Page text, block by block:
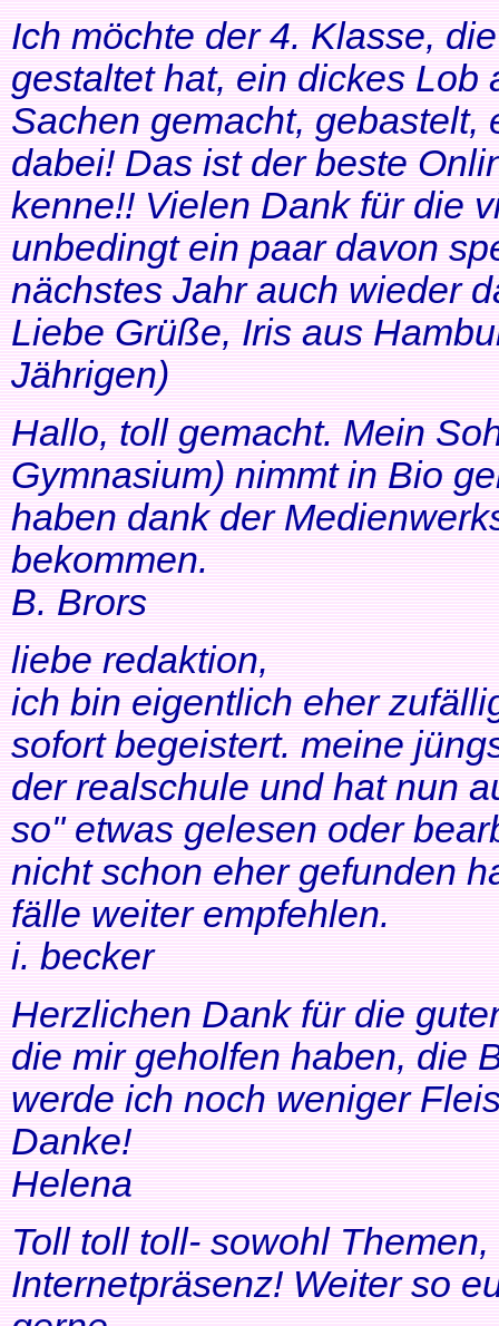
Ich möchte der 4. Klasse,
gestaltet hat, ein dickes Lob
Sachen gemacht, gebastelt,
dabei! Das ist der beste
kenne!! Vielen Dank für die
unbedingt ein paar davon
nächstes Jahr auch wieder
Liebe Grüße, Iris aus
Jährigen)
Hallo, toll gemacht. Mein
Gymnasium) nimmt in Bio
haben dank der
bekommen.
B. Brors
liebe redaktion,
ich bin eigentlich eher
sofort begeistert. meine
der realschule und hat nun
so" etwas gelesen oder
nicht schon eher gefunden
fälle weiter empfehlen.
i. becker
Herzlichen Dank für die
die mir geholfen haben, die
werde ich noch weniger
Danke!
Helena
Toll toll toll- sowohl
Internetpräsenz! Weiter so